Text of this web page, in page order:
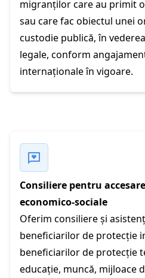
migranților care au primit
sau care fac obiectul unei
custodie publică, în
legale, conform
internaționale în vigoare.
Consiliere pentru
economico-sociale
Oferim consiliere și
beneficiarilor de protecție
beneficiarilor de protecție
educație, muncă, mijloace